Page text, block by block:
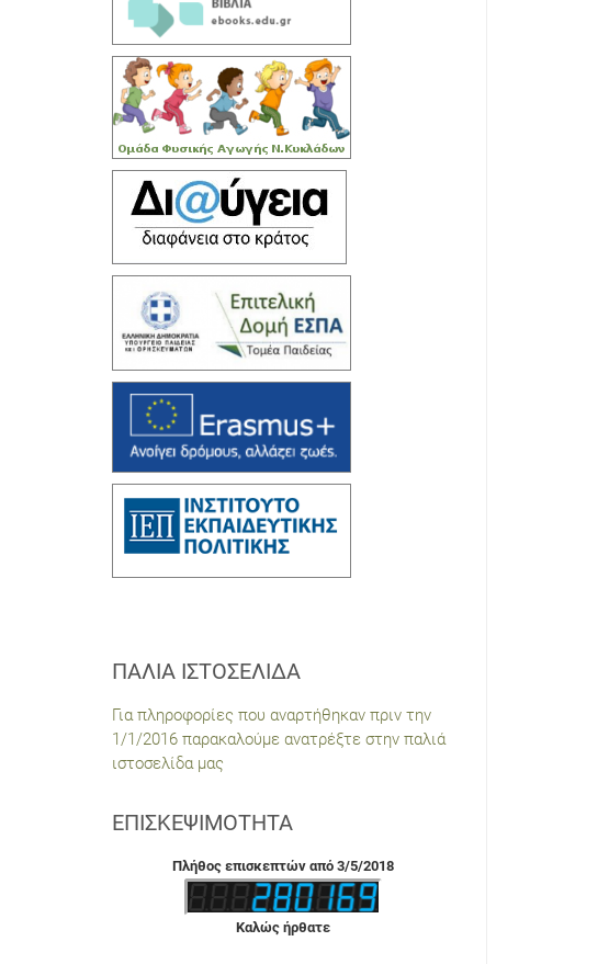
ΠΑΛΙΆ ΙΣΤΟΣΕΛΊΔΑ
Για πληροφορίες που αναρτήθηκαν πριν την
1/1/2016 παρακαλούμε ανατρέξτε στην παλιά
ιστοσελίδα μας
ΕΠΙΣΚΕΨΙΜΌΤΗΤΑ
Πλήθος επισκεπτών από 3/5/2018
Καλώς ήρθατε